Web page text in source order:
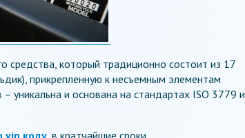
средства, который традиционно состоит из 17
прикрепленную к несъемным элементам
уникальна и основана на стандартах ISO 3779 и
vin коду в кратчайшие сроки.